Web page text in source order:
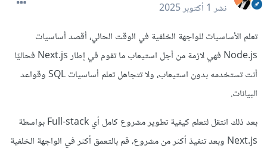
نشر1 أكتوبر 2025
تعلم الأساسيات للواجهة الخلفية في الوقت الحالي، أقصد أساسيات
Node.js فهي لازمة من أجل استيعاب ما تقوم في إطار Next.js فحاليًا
أنت تستخدمه بدون استيعاب، ولا تتجاهل تعلم أساسيات SQL وقواعد
البيانات.
بعد ذلك انتقل لتعلم كيفية تطوير مشروع كامل أي Full-stack بواسطة
Next.js وبعد تنفيذ أكثر من مشروع، قم بالتعمق أكثر في الواجهة الخلفية